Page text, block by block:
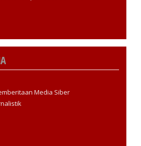
Media Siber